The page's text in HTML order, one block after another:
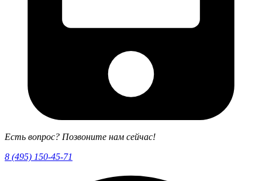
Есть вопрос? Позвоните нам сейчас!
8 (495) 150-45-71